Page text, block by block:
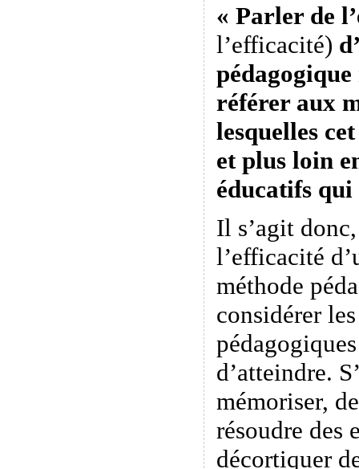
« Parler de
l’efficacité)
pédagogique
référer aux
lesquelles
et plus loin
éducatifs qui
Il s’agit
l’efficacité
méthode
considérer
d’atteindre.
mémoriser,
résoudre des
décortiquer